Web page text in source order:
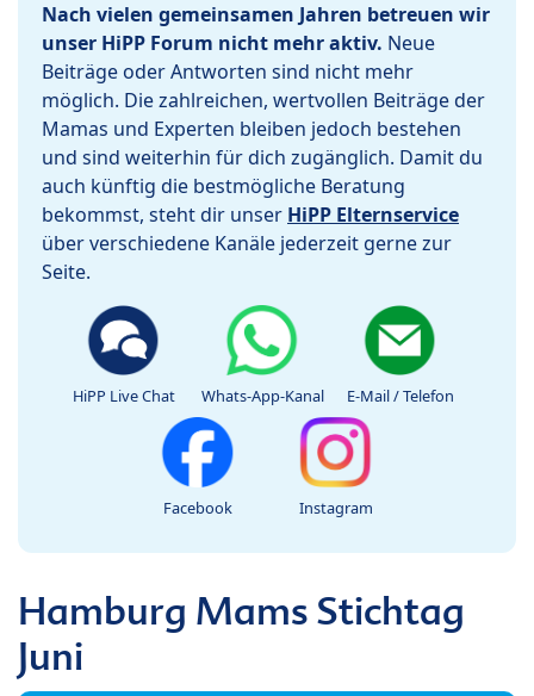
Nach vielen gemeinsamen Jahren betreuen wir
unser HiPP Forum nicht mehr aktiv. Neue
Beiträge oder Antworten sind nicht mehr
möglich. Die zahlreichen, wertvollen Beiträge der
Mamas und Experten bleiben jedoch bestehen
und sind weiterhin für dich zugänglich. Damit du
auch künftig die bestmögliche Beratung
bekommst, steht dir unser HiPP Elternservice
über verschiedene Kanäle jederzeit gerne zur
Seite.
HiPP Live Chat Whats-App-Kanal E-Mail / Telefon
Facebook Instagram
Hamburg Mams Stichtag
Juni